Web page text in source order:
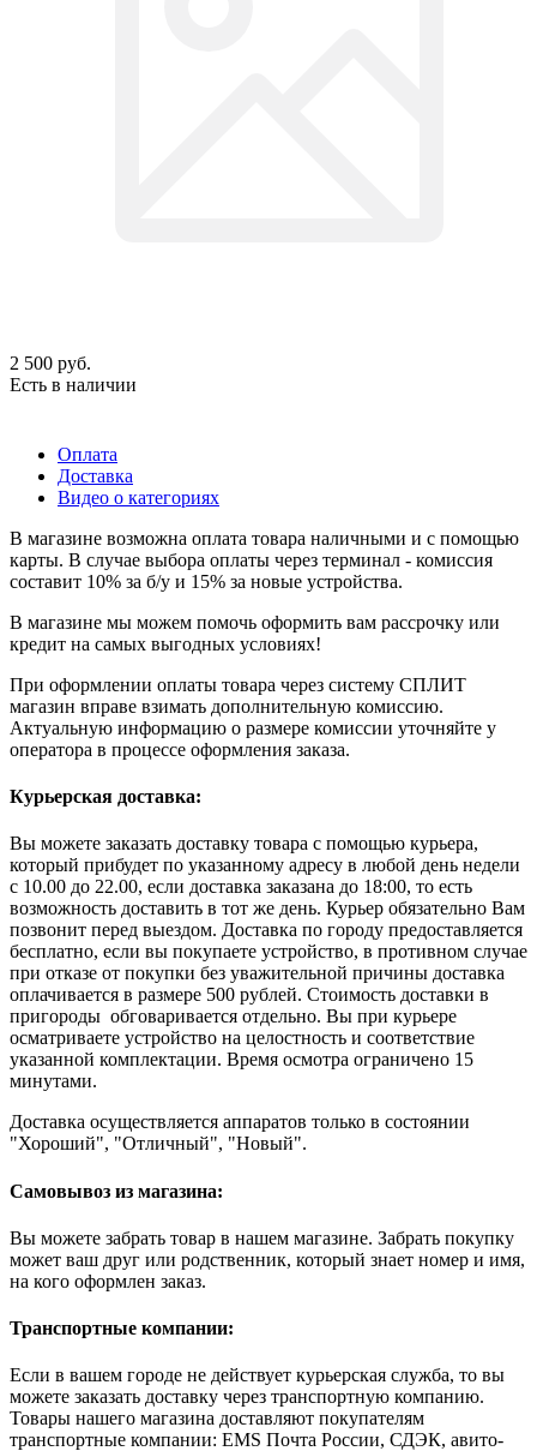
2 500 руб.
Есть в наличии
Оплата
Доставка
Видео о категориях
В магазине возможна оплата товара наличными и с помощью
карты. В случае выбора оплаты через терминал - комиссия
составит 10% за б/у и 15% за новые устройства.
В магазине мы можем помочь оформить вам рассрочку или
кредит на самых выгодных условиях!
При оформлении оплаты товара через систему СПЛИТ
магазин вправе взимать дополнительную комиссию.
Актуальную информацию о размере комиссии уточняйте у
оператора в процессе оформления заказа.
Курьерская доставка:
Вы можете заказать доставку товара с помощью курьера,
который прибудет по указанному адресу в любой день недели
с 10.00 до 22.00, если доставка заказана до 18:00, то есть
возможность доставить в тот же день. Курьер обязательно Вам
позвонит перед выездом. Доставка по городу предоставляется
бесплатно, если вы покупаете устройство, в противном случае
при отказе от покупки без уважительной причины доставка
оплачивается в размере 500 рублей. Стоимость доставки в
пригороды обговаривается отдельно. Вы при курьере
осматриваете устройство на целостность и соответствие
указанной комплектации. Время осмотра ограничено 15
минутами.
Доставка осуществляется аппаратов только в состоянии
"Хороший", "Отличный", "Новый".
Самовывоз из магазина:
Вы можете забрать товар в нашем магазине. Забрать покупку
может ваш друг или родственник, который знает номер и имя,
на кого оформлен заказ.
Транспортные компании:
Если в вашем городе не действует курьерская служба, то вы
можете заказать доставку через транспортную компанию.
Товары нашего магазина доставляют покупателям
транспортные компании: EMS Почта России, СДЭК, авито-